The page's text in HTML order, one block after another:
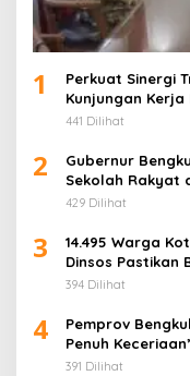
1
Perkuat Sinergi
Kunjungan Kerja
441 Dilihat
2
Gubernur
Sekolah Rakyat
429 Dilihat
3
14.495 Warga
Dinsos Pastikan
394 Dilihat
4
Pemprov
Penuh
Puluhan Anak
391 Dilihat